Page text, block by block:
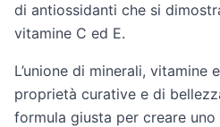
di antiossidanti che si
vitamine C ed E.
L’unione di minerali, vitamine
proprietà curative e di
formula giusta per creare uno